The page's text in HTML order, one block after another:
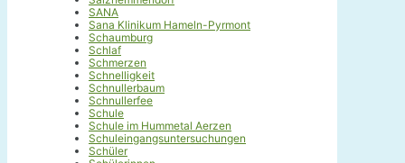
SANA
Sana Klinikum Hameln-Pyrmont
Schaumburg
Schlaf
Schmerzen
Schnelligkeit
Schnullerbaum
Schnullerfee
Schule
Schule im Hummetal Aerzen
Schuleingangsuntersuchungen
Schüler